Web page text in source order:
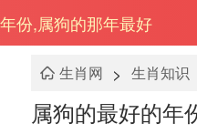
份,属狗的那年最好
生肖网 > 生肖知识
属狗的最好的年